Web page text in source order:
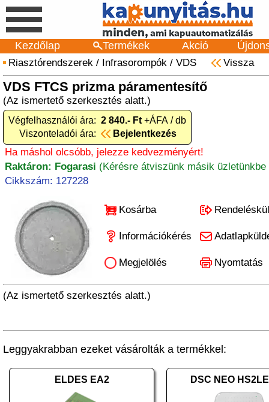
Kezdőlap Termékek Akció
Riasztórendszerek / Infrasorompók / VDS Vissza
VDS FTCS prizma páramentesítő
(Az ismertető szerkesztés alatt.)
Végfelhasználói ára: 2 840.- Ft +ÁFA / db
Viszonteladói ára:
Bejelentkezés
Ha máshol olcsóbb, jelezze kedvezményért!
Raktáron: Fogarasi (Kérésre átviszünk másik üzletünkbe
Cikkszám: 127228
Kosárba
Információkérés
Megjelölés Nyomtatás
(Az ismertető szerkesztés alatt.)
Leggyakrabban ezeket vásárolták a termékkel:
ELDES EA2 DSC NEO